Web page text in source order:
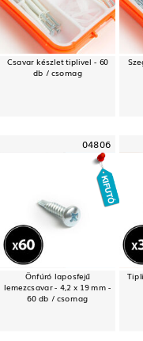
Csavar készlet tiplivel - 60
db / csomag
04806
Önfúró laposfejű
lemezcsavar - 4,2 x 19 mm -
60 db / csomag